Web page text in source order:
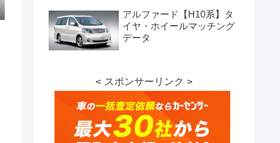
アルファード【H10系】タ
イヤ・ホイールマッチング
データ
< スポンサーリンク >